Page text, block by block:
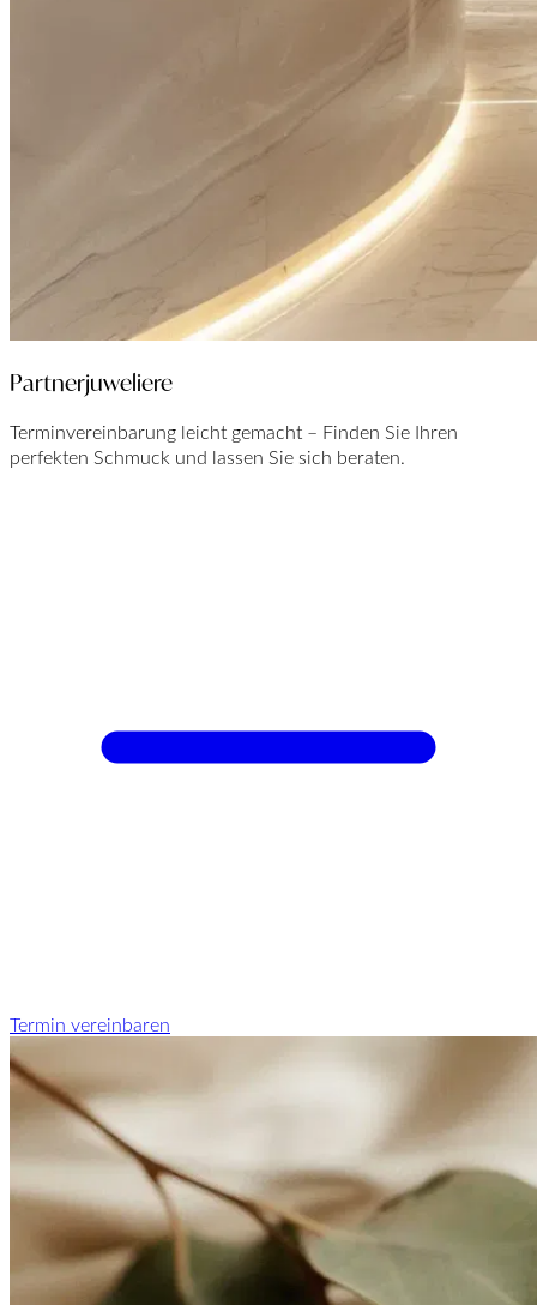
Partnerjuweliere
Terminvereinbarung leicht gemacht – Finden Sie Ihren
perfekten Schmuck und lassen Sie sich beraten.
Termin vereinbaren